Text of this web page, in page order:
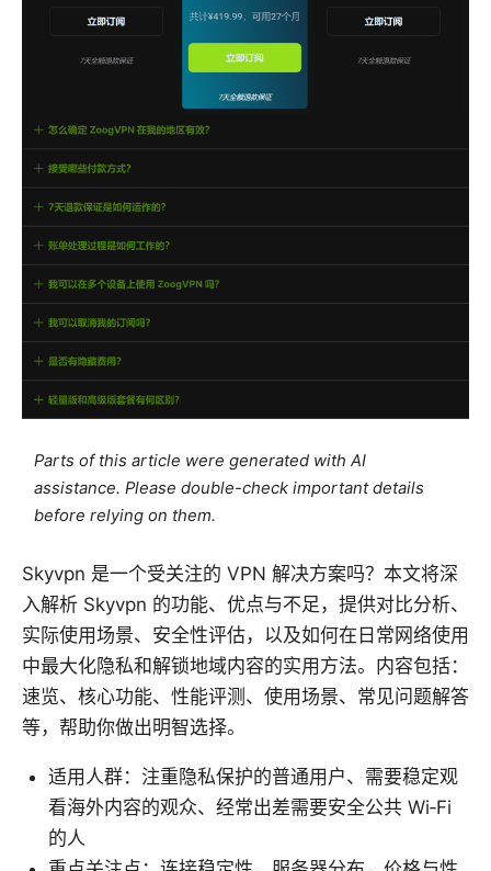
Parts of this article were generated with AI
assistance. Please double-check important details
before relying on them.
Skyvpn 是一个受关注的 VPN 解决方案吗？本文将深
入解析 Skyvpn 的功能、优点与不足，提供对比分析、
实际使用场景、安全性评估，以及如何在日常网络使用
中最大化隐私和解锁地域内容的实用方法。内容包括：
速览、核心功能、性能评测、使用场景、常见问题解答
等，帮助你做出明智选择。
适用人群：注重隐私保护的普通用户、需要稳定观
看海外内容的观众、经常出差需要安全公共 Wi‑Fi
的人